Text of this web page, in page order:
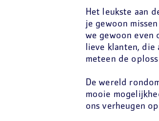
Het leukste aan
je gewoon
we gewoon even
lieve klanten,
meteen de
De wereld
mooie
ons verheugen